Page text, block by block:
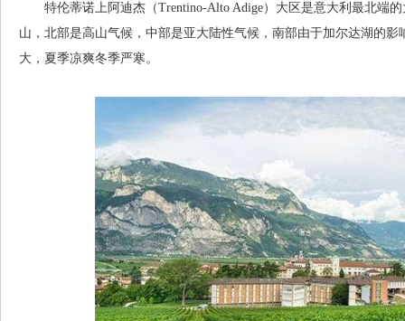
特伦蒂诺上阿迪杰（Trentino-Alto Adige）大区是意大利最北端的
山，北部是高山气候，中部是亚大陆性气候，南部由于加尔达湖的
大，夏季凉爽冬季严寒。